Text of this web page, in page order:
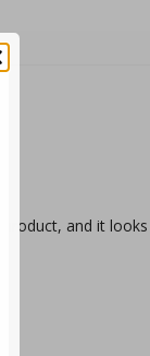
and it